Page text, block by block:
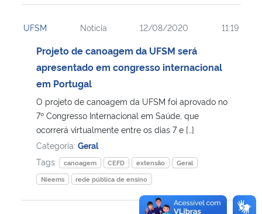
UFSM Notícia 12/08/2020 11:19
Projeto de canoagem da UFSM será
apresentado em congresso internacional
em Portugal
O projeto de canoagem da UFSM foi aprovado no
7º Congresso Internacional em Saúde, que
ocorrerá virtualmente entre os dias 7 e […]
Categoria: Geral
Tags:
canoagem CEFD extensão
Geral
Nieems
rede pública de ensino